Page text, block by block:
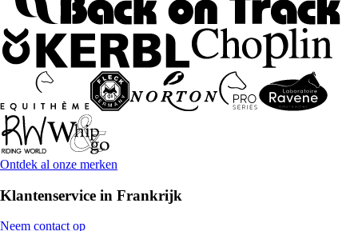
Ontdek al onze merken
Klantenservice in Frankrijk
Neem contact op